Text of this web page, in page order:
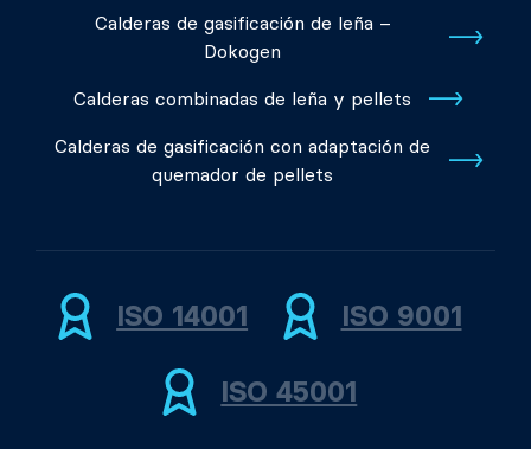
Calderas de gasificación de leña –
Dokogen
Calderas combinadas de leña y pellets
Calderas de gasificación con adaptación de
quemador de pellets
ISO 14001 ISO 9001
ISO 45001